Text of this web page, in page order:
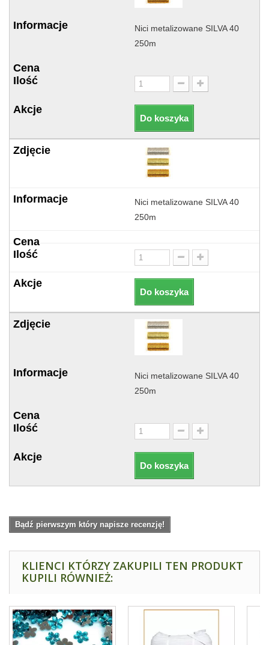
Nici metalizowane SILVA 40
250m
Do koszyka
Nici metalizowane SILVA 40
250m
Do koszyka
Nici metalizowane SILVA 40
250m
Do koszyka
Bądź pierwszym który napisze recenzję!
KLIENCI KTÓRZY ZAKUPILI TEN PRODUKT
KUPILI RÓWNIEŻ: